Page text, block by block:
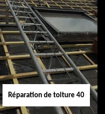
Peinture sur tuile
40
Réparation de toiture 40